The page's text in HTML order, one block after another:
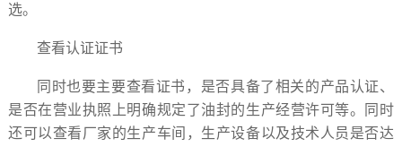
选。
查看认证证书
同时也要主要查看证书， 是否具备了相关的产品认证、
是否在营业执照上明确规定了油封的生产经营许可等。同时
还可以查看厂家的生产车间，生产设备以及技术人员是否达